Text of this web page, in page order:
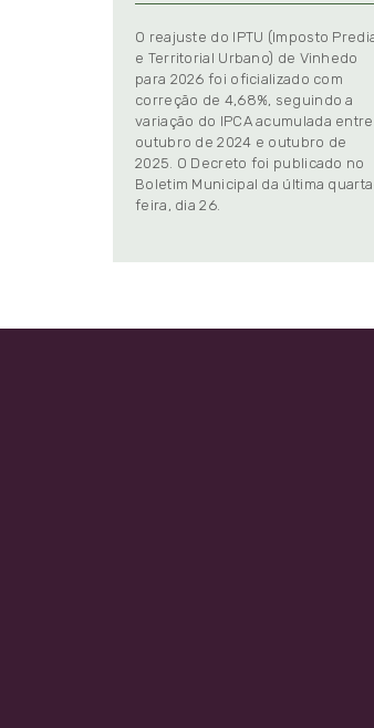
O reajuste do IPTU (Imposto
e Territorial Urbano) de Vinhedo
para 2026 foi oficializado com
correção de 4,68%, seguindo a
variação do IPCA acumulada entre
outubro de 2024 e outubro de
2025. O Decreto foi publicado no
Boletim Municipal da última
feira, dia 26.